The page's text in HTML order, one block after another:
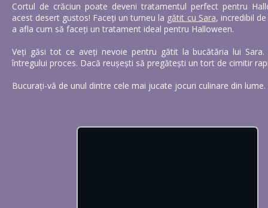
Cortul de crăciun poate deveni tratamentul perfect pentru
acest desert gustos! Faceți un turneu la gătit cu Sara, incredibil
a afla cum să faceți un tratament ideal pentru Halloween.
Veți găsi tot ce aveți nevoie pentru gătit la bucătăria lui
întregului proces. Dacă reușești să pregătești un tort de cimitir
Bucurați-vă de unul dintre cele mai jucate jocuri culinare din lume.